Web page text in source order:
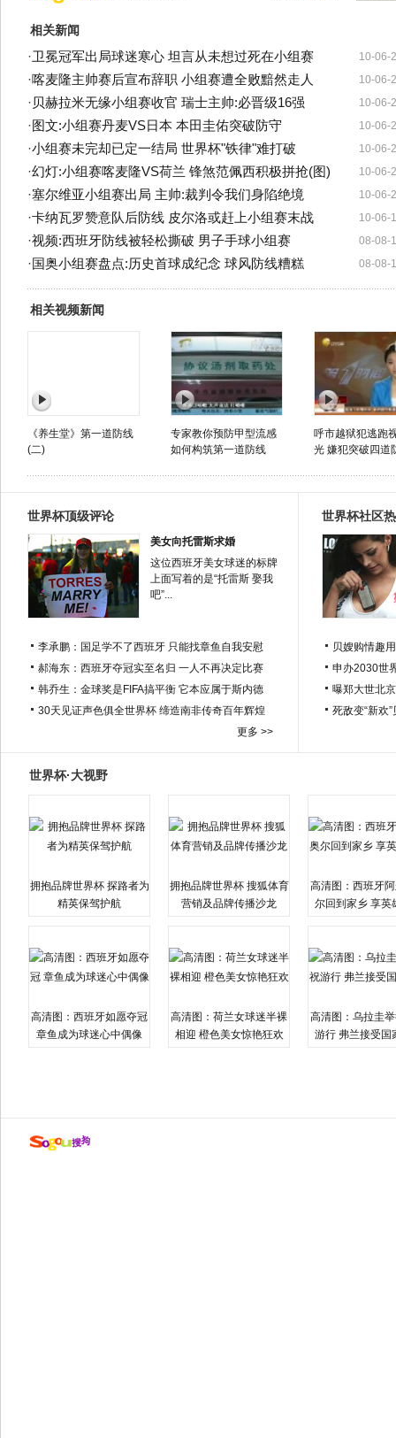
相关新闻
10-06-
·卫冕冠军出局球迷寒心 坦言从未想过死在小组赛
10-06-
·喀麦隆主帅赛后宣布辞职 小组赛遭全败黯然走人
10-06-
·贝赫拉米无缘小组赛收官 瑞士主帅:必晋级16强
10-06-
· 图文:小组赛丹麦VS日本 本田圭佑突破防守
10-06-
·小组赛未完却已定一结局 世界杯"铁律"难打破
10-06-
·幻灯:小组赛喀麦隆VS荷兰 锋煞范佩西积极拼抢(图)
10-06-
·塞尔维亚小组赛出局 主帅:裁判令我们身陷绝境
10-06-
·卡纳瓦罗赞意队后防线 皮尔洛或赶上小组赛末战
08-08-
·视频:西班牙防线被轻松撕破 男子手球小组赛
08-08-
· 国奥小组赛盘点:历史首球成纪念 球风防线糟糕
相关视频新闻
《养生堂》第一道防线
(二)
专家教你预防甲型流感
如何构筑第一道防线
呼市越狱犯逃跑
光 嫌犯突破四道
世界杯顶级评论
美女向托雷斯求婚
这位西班牙美女球迷的标牌
上面写着的是“托雷斯 娶我
吧”...
李承鹏：国足学不了西班牙 只能找章鱼自我安慰
郝海东：西班牙夺冠实至名归 一人不再决定比赛
韩乔生：金球奖是FIFA搞平衡 它本应属于斯内德
30天见证声色俱全世界杯 缔造南非传奇百年辉煌
更多 >>
世界杯社区
贝嫂购情趣
申办2030世
曝郑大世北
死敌变“新欢
世界杯·大视野
拥抱品牌世界杯 探路者为
精英保驾护航
拥抱品牌世界杯 搜狐体育
营销及品牌传播沙龙
高清图：西班牙
尔回到家乡 享英
高清图：西班牙如愿夺冠
章鱼成为球迷心中偶像
高清图：荷兰女球迷半裸
相迎 橙色美女惊艳狂欢
高清图：乌拉圭
游行 弗兰接受国